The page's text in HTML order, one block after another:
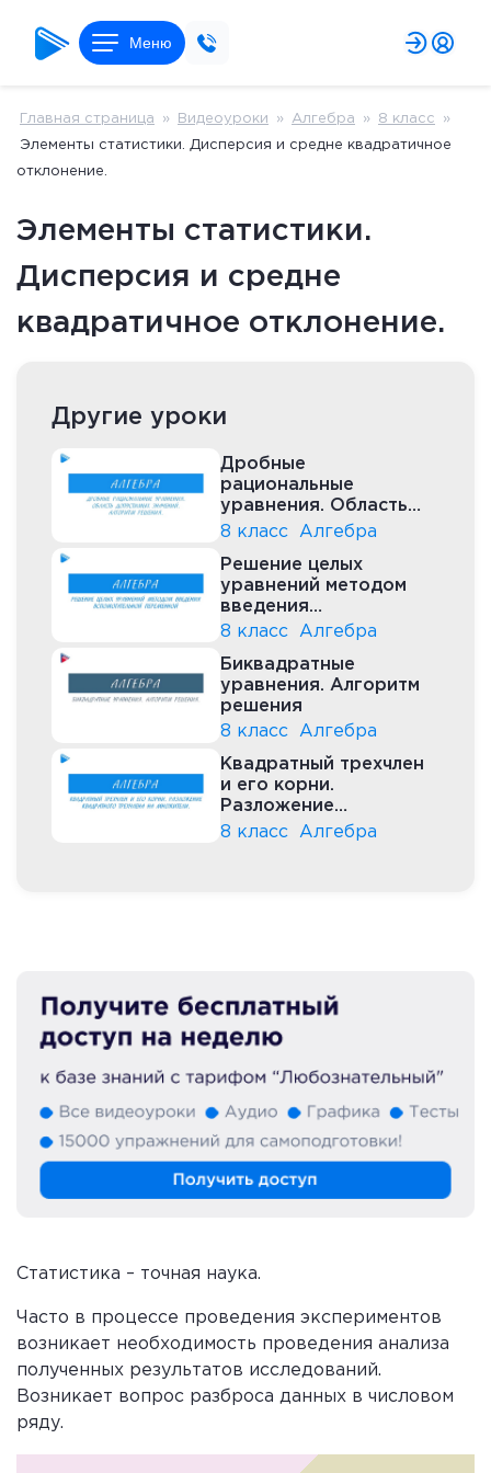
Меню
Главная страница » Видеоуроки » Алгебра » 8 класс »
Элементы статистики. Дисперсия и средне квадратичное
отклонение.
Элементы статистики.
Дисперсия и средне
квадратичное отклонение.
Другие уроки
Дробные
рациональные
уравнения. Область
допустимых значений.
8 класс
Алгебра
Решение целых
уравнений методом
введения
вспомогательной
8 класс
Алгебра
Биквадратные
уравнения. Алгоритм
решения
8 класс
Алгебра
Квадратный трехчлен
и его корни.
Разложение
квадратного
8 класс Алгебра
Статистика – точная наука.
Часто в процессе проведения экспериментов
возникает необходимость проведения анализа
полученных результатов исследований.
Возникает вопрос разброса данных в числовом
ряду.